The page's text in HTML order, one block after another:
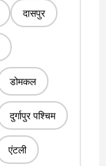
दासपुर
डोमकल
दुर्गापुर पश्चिम
एंटली